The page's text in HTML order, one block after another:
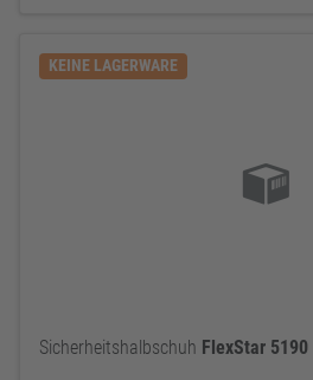
KEINE LAGERWARE
Sicherheitshalbschuh FlexStar 5190